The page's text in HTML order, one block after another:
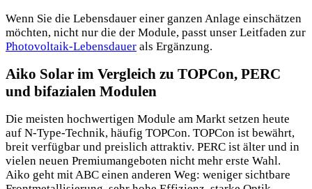
Wenn Sie die Lebensdauer einer ganzen Anlage einschätzen
möchten, nicht nur die der Module, passt unser Leitfaden zur
Photovoltaik-Lebensdauer als Ergänzung.
Aiko Solar im Vergleich zu TOPCon, PERC
und bifazialen Modulen
Die meisten hochwertigen Module am Markt setzen heute
auf N-Type-Technik, häufig TOPCon. TOPCon ist bewährt,
breit verfügbar und preislich attraktiv. PERC ist älter und in
vielen neuen Premiumangeboten nicht mehr erste Wahl.
Aiko geht mit ABC einen anderen Weg: weniger sichtbare